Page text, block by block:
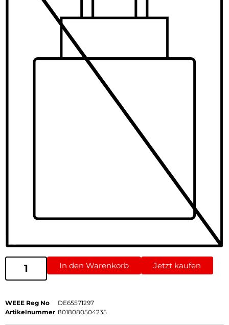
In den Warenkorb Jetzt kaufen
WEEE Reg No
DE65571297
Artikelnummer 8018080504235